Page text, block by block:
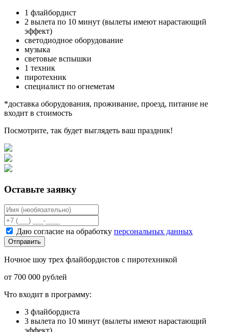
1 флайбордист
2 вылета по 10 минут (вылеты имеют нарастающий
эффект)
светодиодное оборудование
музыка
световые вспышки
1 техник
пиротехник
специалист по огнеметам
*доставка оборудования, проживание, проезд, питание не
входит в стоимость
Посмотрите, так будет выглядеть ваш праздник!
Оставьте заявку
Даю согласие на обработку персональных данных
Отправить
Ночное шоу трех флайбордистов с пиротехникой
от 700 000 рублей
Что входит в программу:
3 флайбордиста
3 вылета по 10 минут (вылеты имеют нарастающий